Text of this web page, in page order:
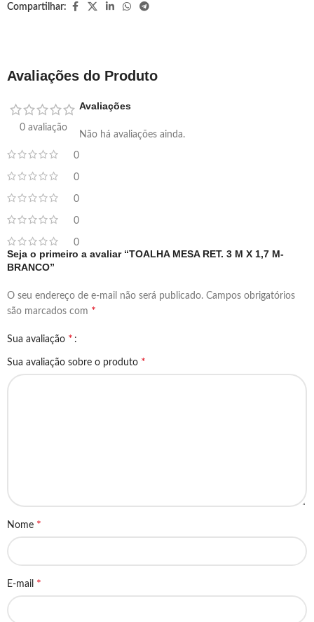
Compartilhar:
Avaliações do Produto
0 avaliação
0
0
0
0
0
Avaliações
Não há avaliações ainda.
Seja o primeiro a avaliar “TOALHA MESA RET. 3 M X 1,7 M-
BRANCO”
O seu endereço de e-mail não será publicado. Campos obrigatórios
são marcados com *
Sua avaliação *
Sua avaliação sobre o produto *
Nome *
E-mail *